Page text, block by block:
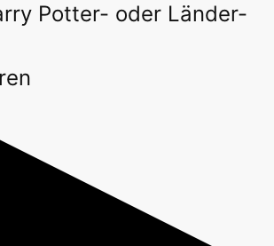
Potter- oder Länder-